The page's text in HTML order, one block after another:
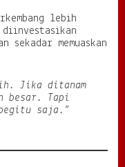
lebih
sekadar memuaskan
Jika ditanam
besar. Tapi
saja.”